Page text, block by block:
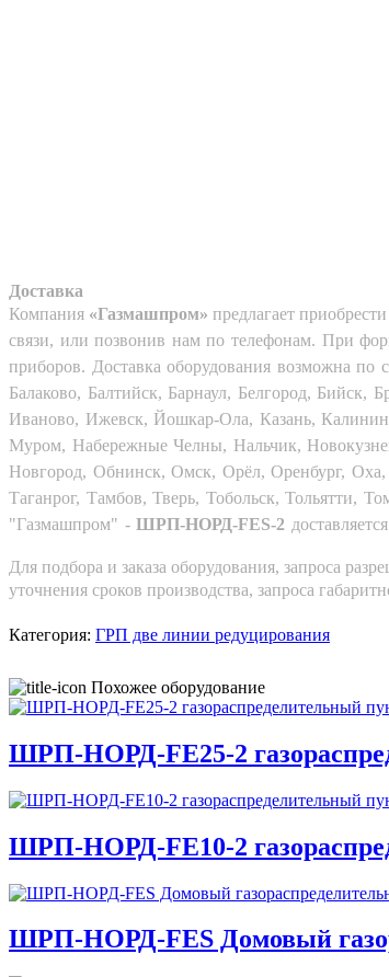
Доставка
Компания «Газмашпром» предлагает
связи, или позвонив нам по телефонам. При
приборов. Доставка оборудования возможна по
Балаково, Балтийск, Барнаул, Белгород, Бийск,
Иваново, Ижевск, Йошкар-Ола, Казань,
Муром, Набережные Челны, Нальчик,
Новгород, Обнинск, Омск, Орёл, Оренбург, Оха,
Таганрог, Тамбов, Тверь, Тобольск, Тольятти,
"Газмашпром" -ШРП-НОРД-FES-2
Для подбора и заказа оборудования, запроса
уточнения сроков производства, запроса
Категория: ГРП две линии редуцирования
Похожее оборудование
ШРП-НОРД-FE25-2
ШРП-НОРД-FE10-2
ШРП-НОРД-FES Домовый